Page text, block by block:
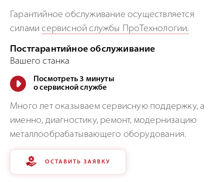
Гарантийное обслуживание осуществляется
силамисервисной службы ПроТехнологии.
Постгарантийное обслуживание
Вашего станка
Посмотреть 3 минуты
о сервисной службе
Много лет оказываем сервисную поддержку, а
именно, диагностику, ремонт, модернизацию
металлообрабатывающего оборудования.
ОСТАВИТЬ ЗАЯВКУ